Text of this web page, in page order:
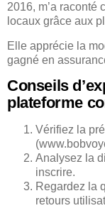
2016, m’a raconté
locaux grâce aux
Elle apprécie la
gagné en
Conseils
plateforme
Vérifiez la
Analysez la
inscrire.
Regardez la
retours